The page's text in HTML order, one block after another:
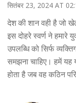
सितंबर 23, 2024 AT
देश की शान वही है जो
इस दोहरे स्वर्ण ने हमारे
उपलब्धि को सिर्फ
समझना चाहिए। हमें यह
होता है जब वह कठिन